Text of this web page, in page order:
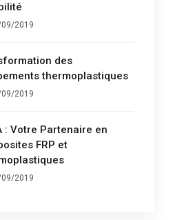
2019
des
thermoplastiques
2019
: Votre Partenaire en
FRP et
2019